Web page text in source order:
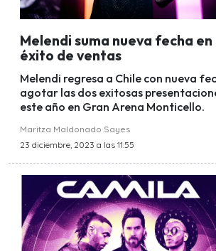
Melendi suma nueva fecha
éxito de ventas
Melendi regresa a Chile con nueva
agotar las dos exitosas
este año en Gran Arena Monticello.
Maritza Maldonado Sayes
23 diciembre, 2023 a las 11:55